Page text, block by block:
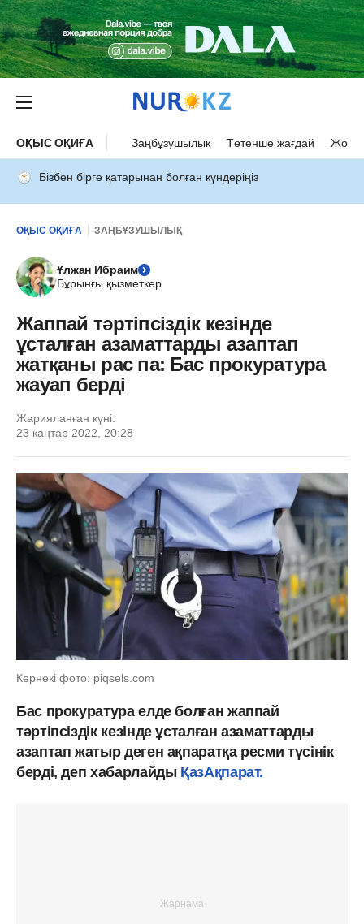
ОҚЫС ОҚИҒА Заңбұзушылық Төтенше жағдай Жол
Бізбен бірге қатарынан болған күндеріңіз
ОҚЫС ОҚИҒА ЗАҢБҰЗУШЫЛЫҚ
Ұлжан Ибраим
Бұрынғы қызметкер
Жаппай тәртіпсіздік кезінде
ұсталған азаматтарды азаптап
жатқаны рас па: Бас прокуратура
жауап берді
Жарияланған күні:
23 қаңтар 2022, 20:28
Көрнекі фото: piqsels.com
Бас прокуратура елде болған жаппай
тәртіпсіздік кезінде ұсталған азаматтарды
азаптап жатыр деген ақпаратқа ресми түсінік
берді, деп хабарлайды ҚазАқпарат.